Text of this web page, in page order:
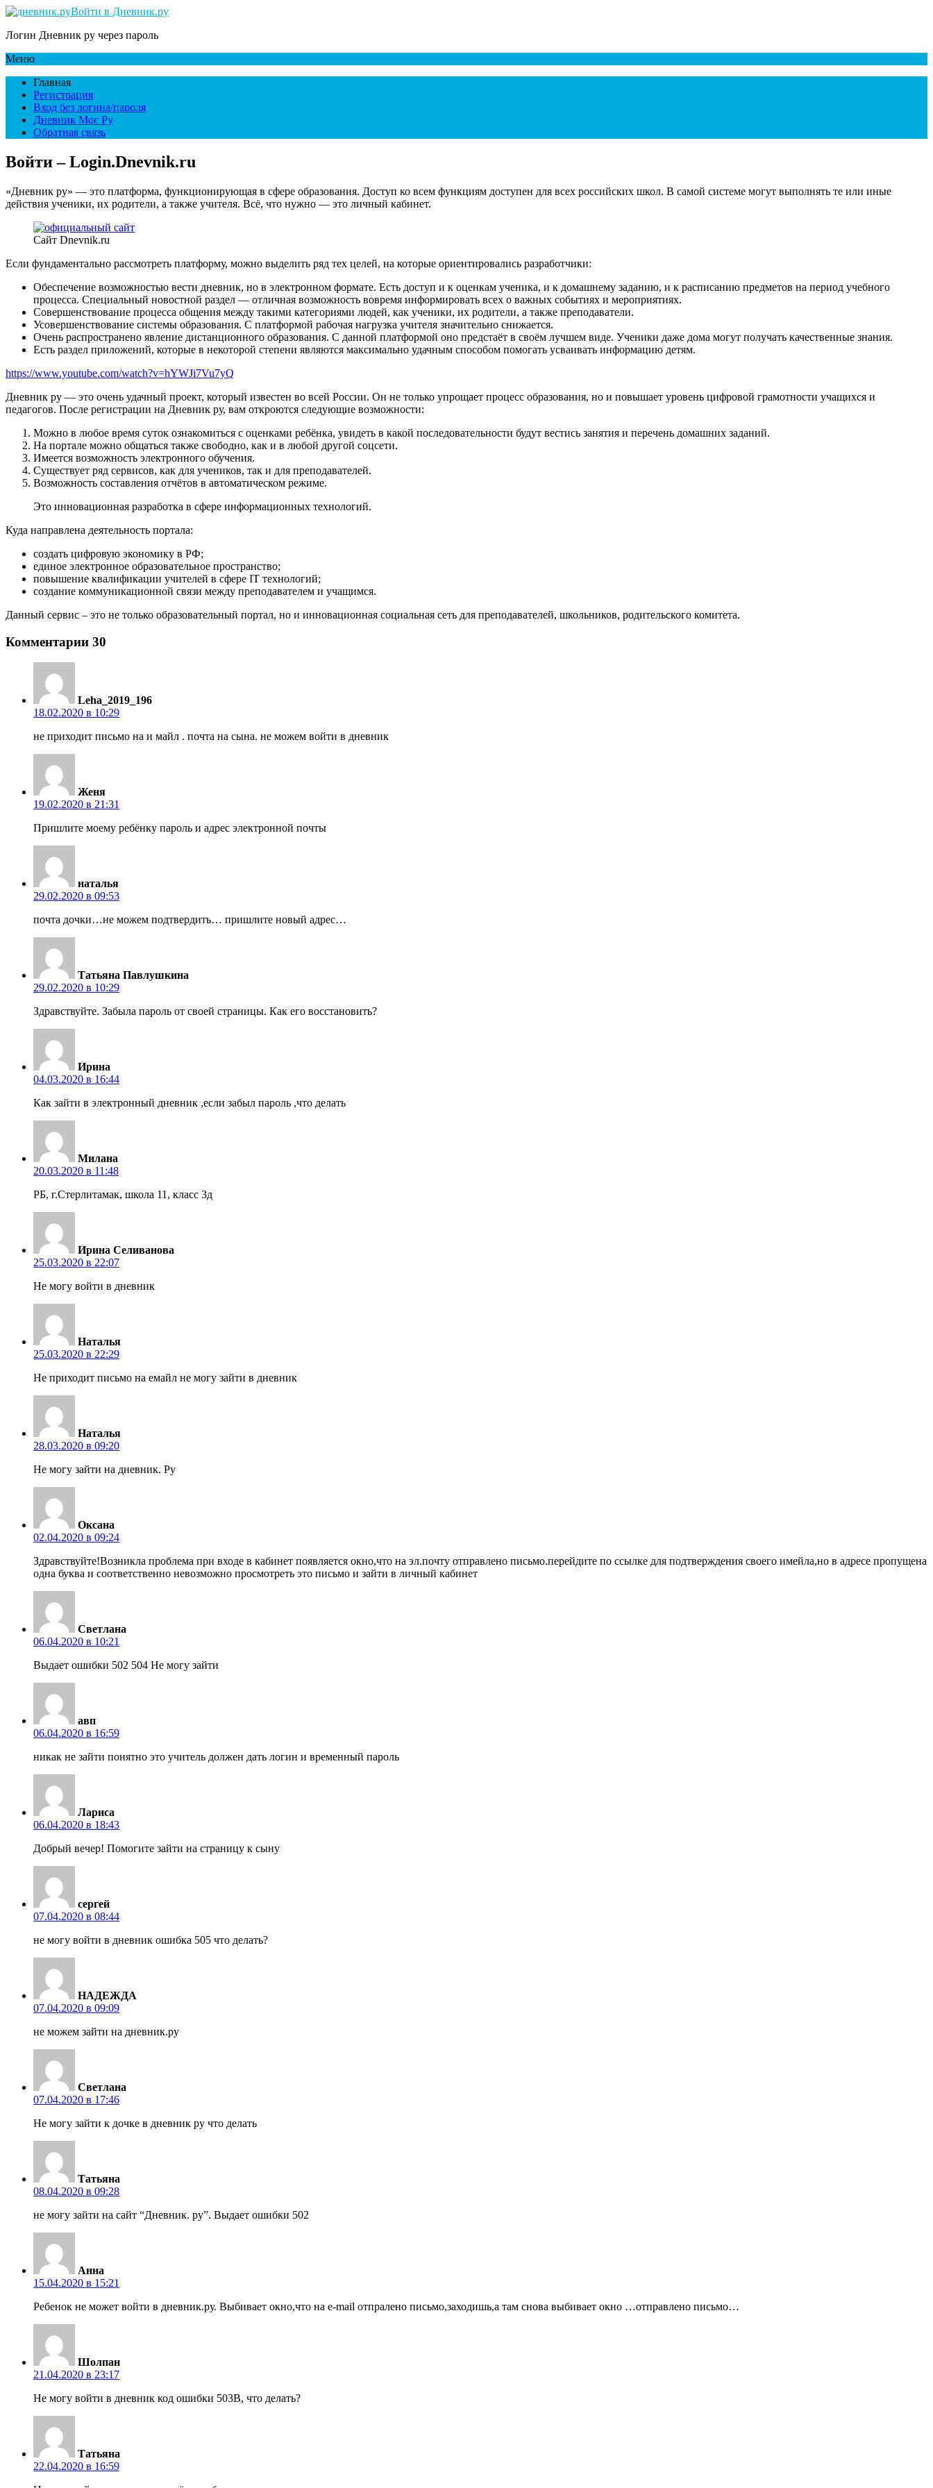
Войти в Дневник.ру
Логин Дневник ру через пароль
Меню
Главная
Регистрация
Вход без логина/пароля
Дневник Мос Ру
Обратная связь
Войти – Login.Dnevnik.ru
«Дневник ру» — это платформа, функционирующая в сфере образования. Доступ ко всем функциям доступен для всех российских школ. В самой системе могут выполнять те или иные
действия ученики, их родители, а также учителя. Всё, что нужно — это личный кабинет.
Сайт Dnevnik.ru
Если фундаментально рассмотреть платформу, можно выделить ряд тех целей, на которые ориентировались разработчики:
Обеспечение возможностью вести дневник, но в электронном формате. Есть доступ и к оценкам ученика, и к домашнему заданию, и к расписанию предметов на период учебного
процесса. Специальный новостной раздел — отличная возможность вовремя информировать всех о важных событиях и мероприятиях.
Совершенствование процесса общения между такими категориями людей, как ученики, их родители, а также преподаватели.
Усовершенствование системы образования. С платформой рабочая нагрузка учителя значительно снижается.
Очень распространено явление дистанционного образования. С данной платформой оно предстаёт в своём лучшем виде. Ученики даже дома могут получать качественные знания.
Есть раздел приложений, которые в некоторой степени являются максимально удачным способом помогать усваивать информацию детям.
https://www.youtube.com/watch?v=hYWJi7Vu7yQ
Дневник ру — это очень удачный проект, который известен во всей России. Он не только упрощает процесс образования, но и повышает уровень цифровой грамотности учащихся и
педагогов. После регистрации на Дневник ру, вам откроются следующие возможности:
Можно в любое время суток ознакомиться с оценками ребёнка, увидеть в какой последовательности будут вестись занятия и перечень домашних заданий.
На портале можно общаться также свободно, как и в любой другой соцсети.
Имеется возможность электронного обучения.
Существует ряд сервисов, как для учеников, так и для преподавателей.
Возможность составления отчётов в автоматическом режиме.
Это инновационная разработка в сфере информационных технологий.
Куда направлена деятельность портала:
создать цифровую экономику в РФ;
единое электронное образовательное пространство;
повышение квалификации учителей в сфере IT технологий;
создание коммуникационной связи между преподавателем и учащимся.
Данный сервис – это не только образовательный портал, но и инновационная социальная сеть для преподавателей, школьников, родительского комитета.
Комментарии 30
Leha_2019_196
18.02.2020 в 10:29
не приходит письмо на и майл . почта на сына. не можем войти в дневник
Женя
19.02.2020 в 21:31
Пришлите моему ребёнку пароль и адрес электронной почты
наталья
29.02.2020 в 09:53
почта дочки…не можем подтвердить… пришлите новый адрес…
Татьяна Павлушкина
29.02.2020 в 10:29
Здравствуйте. Забыла пароль от своей страницы. Как его восстановить?
Ирина
04.03.2020 в 16:44
Как зайти в электронный дневник ,если забыл пароль ,что делать
Милана
20.03.2020 в 11:48
РБ, г.Стерлитамак, школа 11, класс 3д
Ирина Селиванова
25.03.2020 в 22:07
Не могу войти в дневник
Наталья
25.03.2020 в 22:29
Не приходит письмо на емайл не могу зайти в дневник
Наталья
28.03.2020 в 09:20
Не могу зайти на дневник. Ру
Оксана
02.04.2020 в 09:24
Здравствуйте!Возникла проблема при входе в кабинет появляется окно,что на эл.почту отправлено письмо.перейдите по ссылке для подтверждения своего имейла,но в адресе пропущена
одна буква и соответственно невозможно просмотреть это письмо и зайти в личный кабинет
Светлана
06.04.2020 в 10:21
Выдает ошибки 502 504 Не могу зайти
авп
06.04.2020 в 16:59
никак не зайти понятно это учитель должен дать логин и временный пароль
Лариса
06.04.2020 в 18:43
Добрый вечер! Помогите зайти на страницу к сыну
сергей
07.04.2020 в 08:44
не могу войти в дневник ошибка 505 что делать?
НАДЕЖДА
07.04.2020 в 09:09
не можем зайти на дневник.ру
Светлана
07.04.2020 в 17:46
Не могу зайти к дочке в дневник ру что делать
Татьяна
08.04.2020 в 09:28
не могу зайти на сайт “Дневник. ру”. Выдает ошибки 502
Анна
15.04.2020 в 15:21
Ребенок не может войти в дневник.ру. Выбивает окно,что на e-mail отпралено письмо,заходишь,а там снова выбивает окно …отправлено письмо…
Шолпан
21.04.2020 в 23:17
Не могу войти в дневник код ошибки 503В, что делать?
Татьяна
22.04.2020 в 16:59